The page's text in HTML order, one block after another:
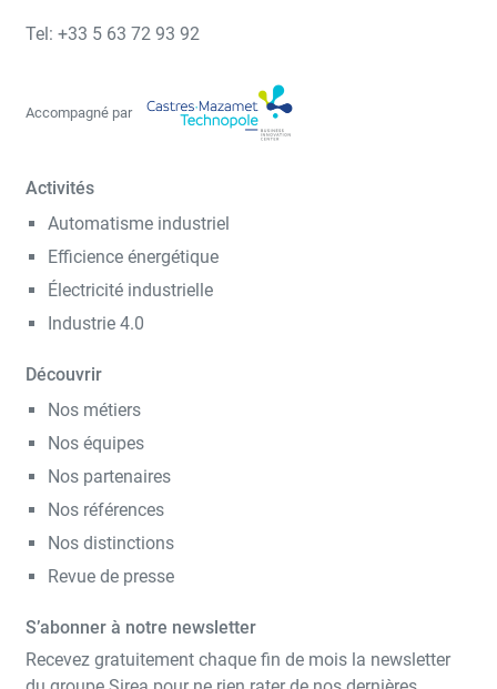
Tel: +33 5 63 72 93 92
Accompagné par
Activités
Automatisme industriel
Efficience énergétique
Électricité industrielle
Industrie 4.0
Découvrir
Nos métiers
Nos équipes
Nos partenaires
Nos références
Nos distinctions
Revue de presse
S’abonner à notre newsletter
Recevez gratuitement chaque fin de mois la newsletter